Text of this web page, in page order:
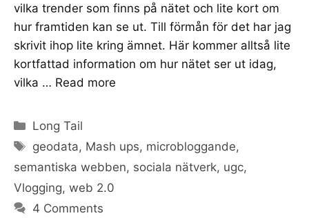
vilka trender som finns på nätet och lite kort om
hur framtiden kan se ut. Till förmån för det har jag
skrivit ihop lite kring ämnet. Här kommer alltså lite
kortfattad information om hur nätet ser ut idag,
vilka … Read more
Categories
Long Tail
Tags
geodata, Mash ups, microbloggande,
semantiska webben, sociala nätverk, ugc,
Vlogging, web 2.0
4 Comments